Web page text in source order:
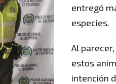
entregó
especies.
Al
estos
intención